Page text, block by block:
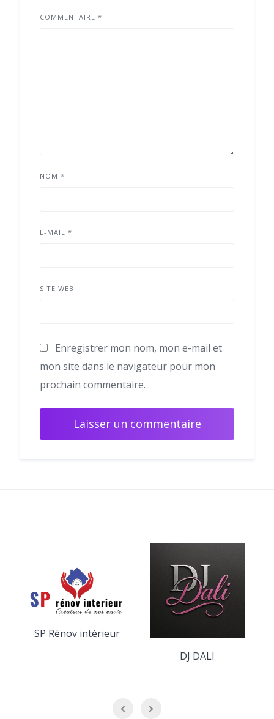
COMMENTAIRE *
NOM *
E-MAIL *
SITE WEB
Enregistrer mon nom, mon e-mail et
mon site dans le navigateur pour mon
prochain commentaire.
SP Rénov intérieur
DJ DALI